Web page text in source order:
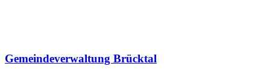
Gemeindeverwaltung Brücktal